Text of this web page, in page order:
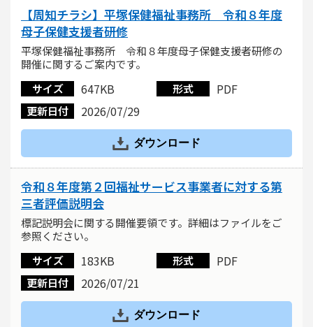
【周知チラシ】平塚保健福祉事務所 令和８年度
母子保健支援者研修
平塚保健福祉事務所 令和８年度母子保健支援者研修の
開催に関するご案内です。
サイズ
647KB 形式 PDF
更新日付 2026/07/29
ダウンロード
令和８年度第２回福祉サービス事業者に対する第
三者評価説明会
標記説明会に関する開催要領です。詳細はファイルをご
参照ください。
サイズ
183KB 形式 PDF
更新日付 2026/07/21
ダウンロード